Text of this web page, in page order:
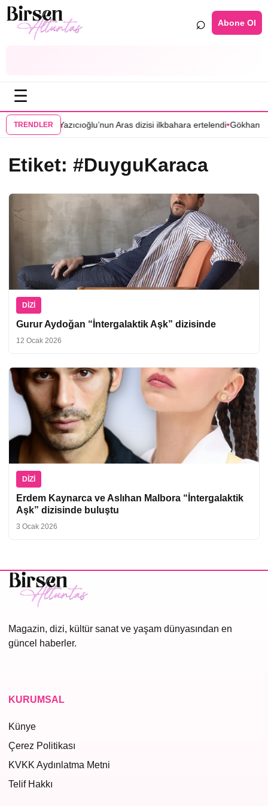
⌕ Abone Ol
☰
TRENDLER
•Mert Yazıcıoğlu’nun Aras dizisi ilkbahara ertelendi•Gökhan
Etiket: #DuyguKaraca
DIZI
Gurur Aydoğan “İntergalaktik Aşk” dizisinde
12 Ocak 2026
DIZI
Erdem Kaynarca ve Aslıhan Malbora “İntergalaktik
Aşk” dizisinde buluştu
3 Ocak 2026
Magazin, dizi, kültür sanat ve yaşam dünyasından en
güncel haberler.
KURUMSAL
Künye
Çerez Politikası
KVKK Aydınlatma Metni
Telif Hakkı